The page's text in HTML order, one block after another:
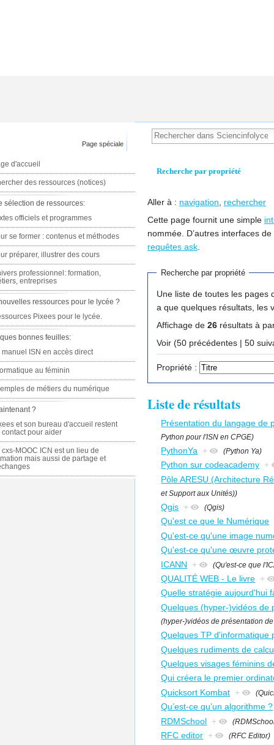
Recherche par propriété
Aller à : navigation
rechercher
Cette page fournit une simple
nommée. D’autres interfaces
requêtes ask
Recherche par propriété
Une liste de toutes les pages
a que quelques résultats, les
Affichage de 26 résultats à
Voir (50
Propriété :
Liste de résultats
Présentation du langage de
Python pour l'ISN en CPGE)
PythonYa + (Python Ya)
Python sur codeacademy +
Pôle ARESU (Architecture
et Support aux Unités))
Qgis + (Qgis)
Qu'est ce que le Numérique
Qu'est-ce qu'une image
Qu'est-ce qu'une œuvre
ICANN
+ (Qu'est-ce que
QUALITÉ WEB - Le livre +
Quelle stratégie aujourd'hui
Quelques (hyper-)vidéos de
(hyper-)vidéos de présentation
Quelques TP d'informatique
Quelques rudiments de
Quelques visages féminins
Qui créera le premier
Quicksort Kombat +
Qu’est-ce qu’un algorithme ?
RDMSchool +
RFC editor + (RFC Editor)
Page spéciale
d'accueil
des ressources (notices)
sélection de ressources:
officiels et programmes
se former : contenus et méthodes
préparer, illustrer des cours
professionnel: formation,
entreprises
ressources pour le lycée ?
Pixees pour le lycée.
bonnes feuilles:
manuel ISN en accès direct
au féminin
de métiers du numérique
?
et son bureau d'accueil restent
contact pour aider
cxs-MOOC ICN est un lieu de
mais aussi de partage et